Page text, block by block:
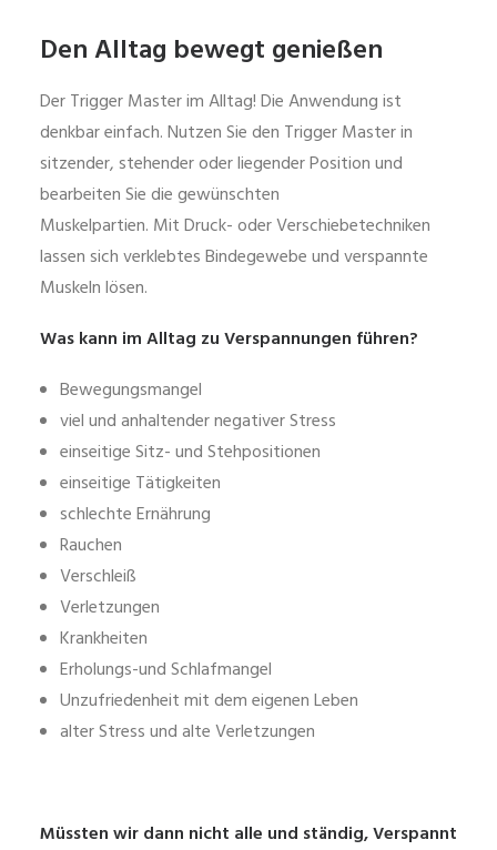
Den Alltag bewegt genießen
Der Trigger Master im Alltag! Die Anwendung ist
denkbar einfach. Nutzen Sie den Trigger Master in
sitzender, stehender oder liegender Position und
bearbeiten Sie die gewünschten
Muskelpartien. Mit Druck- oder Verschiebetechniken
lassen sich verklebtes Bindegewebe und verspannte
Muskeln lösen.
Was kann im Alltag zu Verspannungen führen?
Bewegungsmangel
viel und anhaltender negativer Stress
einseitige Sitz- und Stehpositionen
einseitige Tätigkeiten
schlechte Ernährung
Rauchen
Verschleiß
Verletzungen
Krankheiten
Erholungs-und Schlafmangel
Unzufriedenheit mit dem eigenen Leben
alter Stress und alte Verletzungen
Müssten wir dann nicht alle und ständig, Verspannt